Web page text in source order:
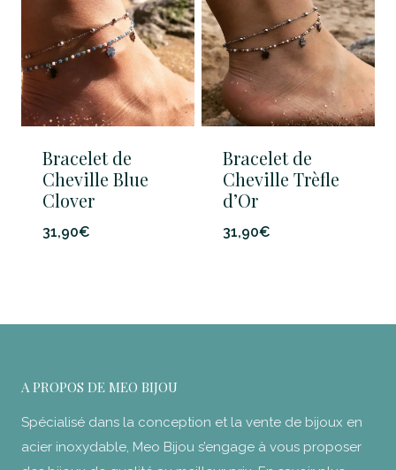
Bracelet de
Cheville Blue
Clover
31,90€
Bracelet de
Cheville Trèfle
d’Or
31,90€
A PROPOS DE MEO BIJOU
Spécialisé dans la conception et la vente de bijoux en
acier inoxydable, Meo Bijou s’engage à vous proposer